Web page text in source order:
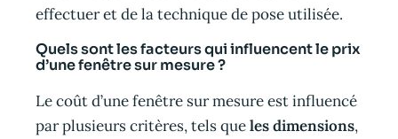
effectuer et de la technique de pose utilisée.
Quels sont les facteurs qui influencent le prix
d’une fenêtre sur mesure ?
Le coût d’une fenêtre sur mesure est influencé
par plusieurs critères, tels queles dimensions,